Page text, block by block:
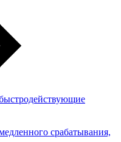
срабатывания,